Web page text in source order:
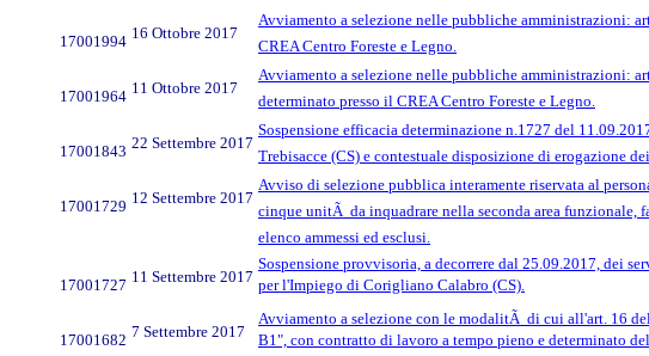
17001994 16 Ottobre 2017
Avviamento a selezione nelle pubbliche amministrazioni:
CREA Centro Foreste e Legno.
17001964 11 Ottobre 2017
Avviamento a selezione nelle pubbliche amministrazioni:
determinato presso il CREA Centro Foreste e Legno.
17001843 22 Settembre 2017
Sospensione efficacia determinazione n.1727 del
Trebisacce (CS) e contestuale disposizione di erogazione
17001729 12 Settembre 2017
Avviso di selezione pubblica interamente riservata al
cinque unitÃ da inquadrare nella seconda area funzionale,
elenco ammessi ed esclusi.
17001727 11 Settembre 2017
Sospensione provvisoria, a decorrere dal 25.09.2017, dei
per l'Impiego di Corigliano Calabro (CS).
17001682 7 Settembre 2017
Avviamento a selezione con le modalitÃ di cui all'art. 16
B1", con contratto di lavoro a tempo pieno e determinato